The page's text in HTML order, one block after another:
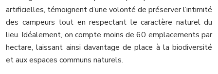
artificielles, témoignent d’une volonté de préserver l’intimité
des campeurs tout en respectant le caractère naturel du
lieu. Idéalement, on compte moins de 60 emplacements par
hectare, laissant ainsi davantage de place à la biodiversité
et aux espaces communs naturels.